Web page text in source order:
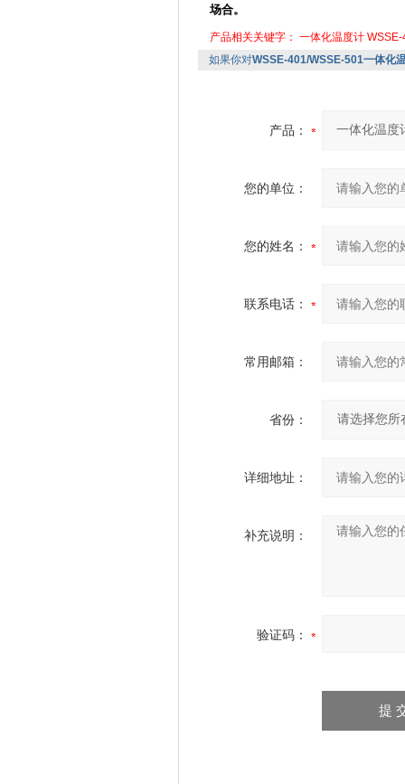
场合。
产品相关关键字： 一体化温度计 WSSE-
如果你对WSSE-401/WSSE-501一体化
产品：
您的单位：
您的姓名：
联系电话：
常用邮箱：
省份：
详细地址：
补充说明：
验证码：